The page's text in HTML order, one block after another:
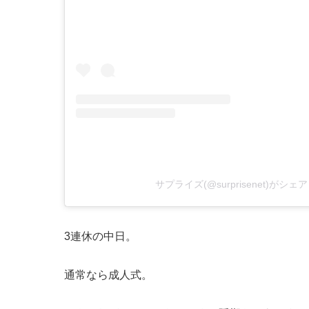
サプライズ(@surprisenet)がシェ
3連休の中日。
通常なら成人式。